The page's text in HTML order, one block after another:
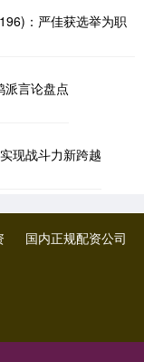
：严佳获选举为职
派言论盘点
现战斗力新跨越
国内正规配资公司